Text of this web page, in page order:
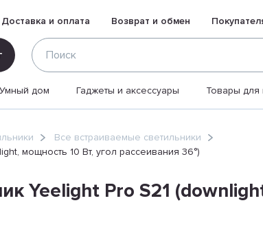
Доставка и оплата Возврат и обмен
Умный дом Гаджеты и аксессуары Товары для
Все встраиваемые светильники
мощность 10 Вт, угол рассеивания 36°)
Yeelight Pro S21